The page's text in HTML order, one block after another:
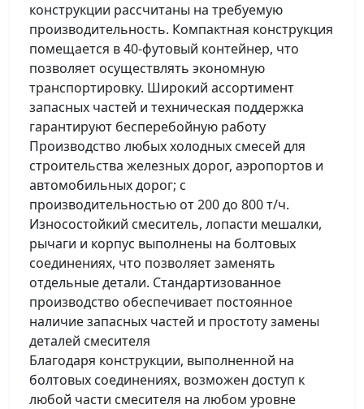
конструкции рассчитаны на требуемую
производительность. Компактная конструкция
помещается в 40-футовый контейнер, что
позволяет осуществлять экономную
транспортировку. Широкий ассортимент
запасных частей и техническая поддержка
гарантируют бесперебойную работу
Производство любых холодных смесей для
строительства железных дорог, аэропортов и
автомобильных дорог; с
производительностью от 200 до 800 т/ч.
Износостойкий смеситель, лопасти мешалки,
рычаги и корпус выполнены на болтовых
соединениях, что позволяет заменять
отдельные детали. Стандартизованное
производство обеспечивает постоянное
наличие запасных частей и простоту замены
деталей смесителя
Благодаря конструкции, выполненной на
болтовых соединениях, возможен доступ к
любой части смесителя на любом уровне